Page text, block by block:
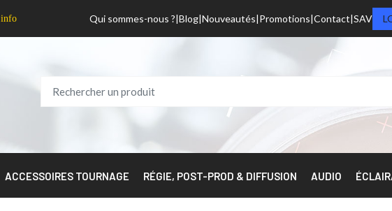
info Qui sommes-nous ? Blog Nouveautés Promotions Contact SAV
ACCESSOIRES TOURNAGE RÉGIE, POST-PROD & DIFFUSION AUDIO